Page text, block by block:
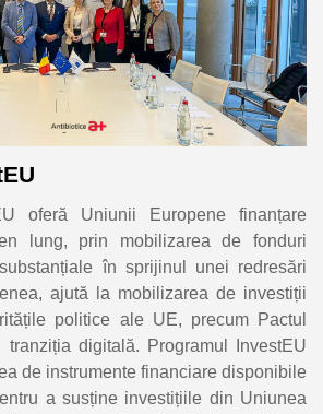
oferă Uniunii Europene finanțare
lung, prin mobilizarea de fonduri
în sprijinul unei redresări
ajută la mobilizarea de investiții
politice ale UE, precum Pactul
digitală. Programul InvestEU
de instrumente financiare disponibile
a susține investițiile din Uniunea